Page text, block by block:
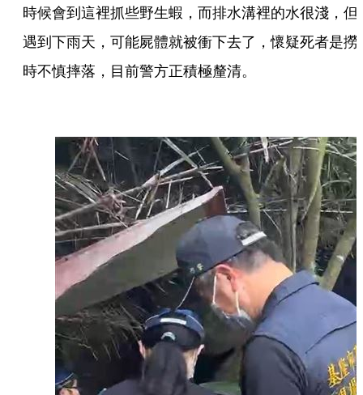
時候會到這裡抓些野生蝦，而排水溝裡的水很淺，但
遇到下雨天，可能屍體就被衝下去了，懷疑死者是撈
時不慎摔落，目前警方正積極釐清。